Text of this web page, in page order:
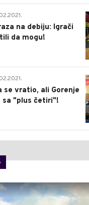
na debiju: Igrači
da mogu!
se vratio, ali Gorenje
sa "plus četiri"!